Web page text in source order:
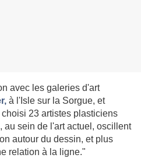
avec les galeries d'art
, à l'Isle sur la Sorgue, et
23 artistes plasticiens
au sein de l'art actuel, oscillent
autour du dessin, et plus
relation à la ligne."